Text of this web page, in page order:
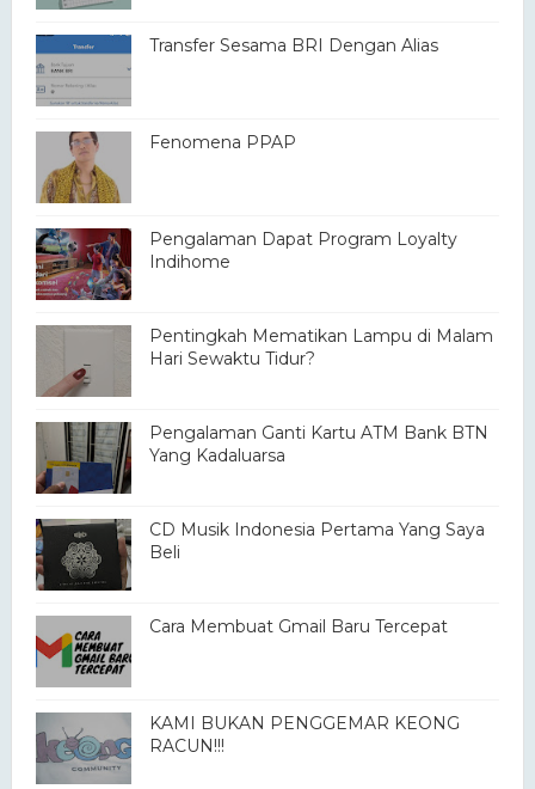
Transfer Sesama BRI Dengan Alias
Fenomena PPAP
Pengalaman Dapat Program Loyalty
Indihome
Pentingkah Mematikan Lampu di Malam
Hari Sewaktu Tidur?
Pengalaman Ganti Kartu ATM Bank BTN
Yang Kadaluarsa
CD Musik Indonesia Pertama Yang Saya
Beli
Cara Membuat Gmail Baru Tercepat
KAMI BUKAN PENGGEMAR KEONG
RACUN!!!